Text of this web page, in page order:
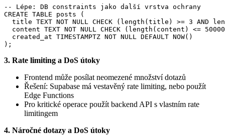
-- Lépe: DB constraints jako další vrstva ochrany
CREATE TABLE posts (
title TEXT NOT NULL CHECK (length(title) >= 3 AND
content TEXT NOT NULL CHECK (length(content) <=
  created_at TIMESTAMPTZ NOT NULL DEFAULT NOW()
);
3. Rate limiting a DoS útoky
Frontend může posílat neomezené množství dotazů
Řešení: Supabase má vestavěný rate limiting, nebo použít
Edge Functions
Pro kritické operace použít backend API s vlastním rate
limitingem
4. Náročné dotazy a DoS útoky